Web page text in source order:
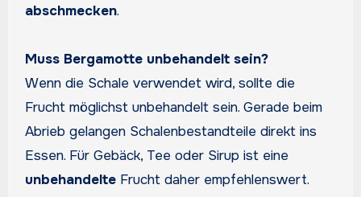
abschmecken.
Muss Bergamotte unbehandelt sein?
Wenn die Schale verwendet wird, sollte die
Frucht möglichst unbehandelt sein. Gerade beim
Abrieb gelangen Schalenbestandteile direkt ins
Essen. Für Gebäck, Tee oder Sirup ist eine
unbehandelteFrucht daher empfehlenswert.